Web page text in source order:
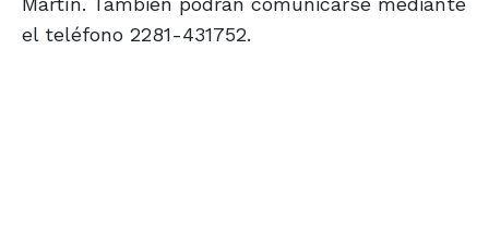
el teléfono 2281-431752.